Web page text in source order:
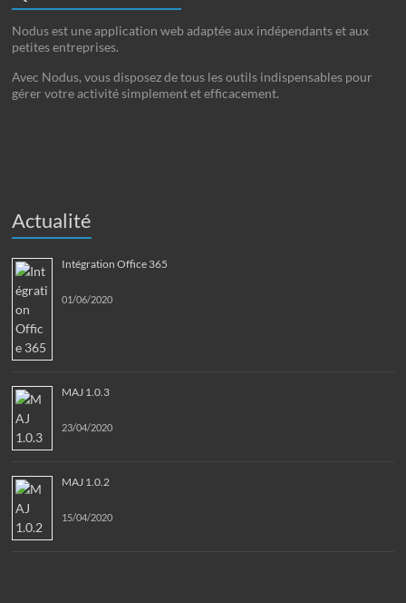
Nodus est une application web adaptée aux indépendants et aux
petites entreprises.
Avec Nodus, vous disposez de tous les outils indispensables pour
gérer votre activité simplement et efficacement.
Actualité
Intégration Office 365
01/06/2020
MAJ 1.0.3
23/04/2020
MAJ 1.0.2
15/04/2020